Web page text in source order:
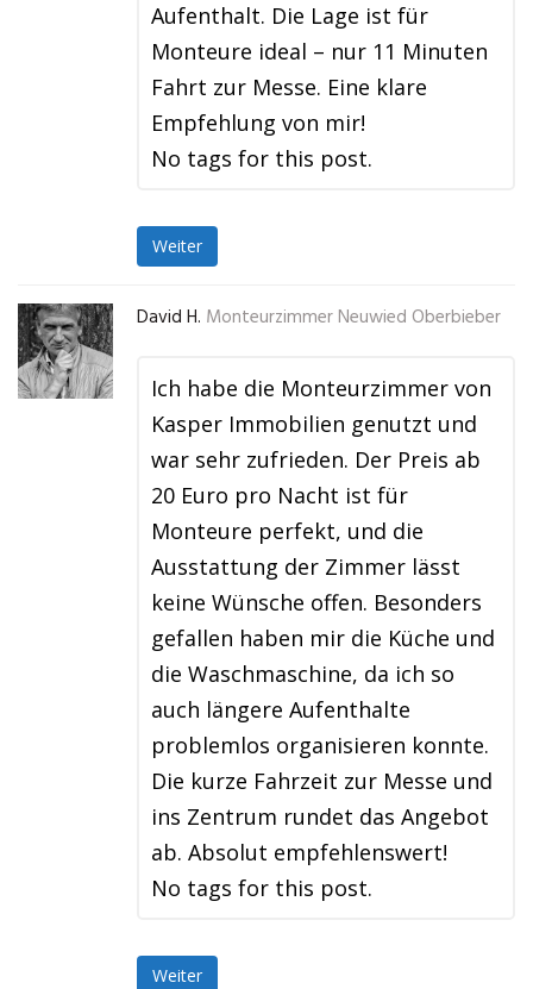
Aufenthalt. Die Lage ist für
Monteure ideal – nur 11 Minuten
Fahrt zur Messe. Eine klare
Empfehlung von mir!
No tags for this post.
Weiter
David H. Monteurzimmer Neuwied Oberbieber
Ich habe die Monteurzimmer von
Kasper Immobilien genutzt und
war sehr zufrieden. Der Preis ab
20 Euro pro Nacht ist für
Monteure perfekt, und die
Ausstattung der Zimmer lässt
keine Wünsche offen. Besonders
gefallen haben mir die Küche und
die Waschmaschine, da ich so
auch längere Aufenthalte
problemlos organisieren konnte.
Die kurze Fahrzeit zur Messe und
ins Zentrum rundet das Angebot
ab. Absolut empfehlenswert!
No tags for this post.
Weiter